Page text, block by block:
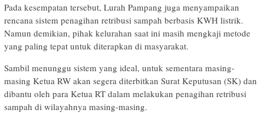
Pada kesempatan tersebut, Lurah Pampang juga menyampaikan
rencana sistem penagihan retribusi sampah berbasis KWH listrik.
Namun demikian, pihak kelurahan saat ini masih mengkaji metode
yang paling tepat untuk diterapkan di masyarakat.
Sambil menunggu sistem yang ideal, untuk sementara masing-
masing Ketua RW akan segera diterbitkan Surat Keputusan (SK) dan
dibantu oleh para Ketua RT dalam melakukan penagihan retribusi
sampah di wilayahnya masing-masing.